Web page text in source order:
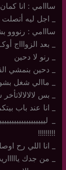
سااامي : انا
_ اجل ليه
سااامي : رنووو
_ بعد الزواااج
_ رنو لا دحين
_ دحين بنمشي
_ ماالي شغل
_ بس
_ انا عند باب
_
!!!!!!!!!
_ انا اللي رح
_ من جدك